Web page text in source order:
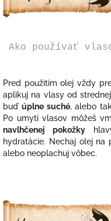
Ako používať
Pred použitím olej vždy
aplikuj na vlasy od
buď úplne suché, alebo
Po umytí vlasov môžeš
navlhčenej pokožky
hydratácie. Nechaj olej na
alebo neoplachuj vôbec.